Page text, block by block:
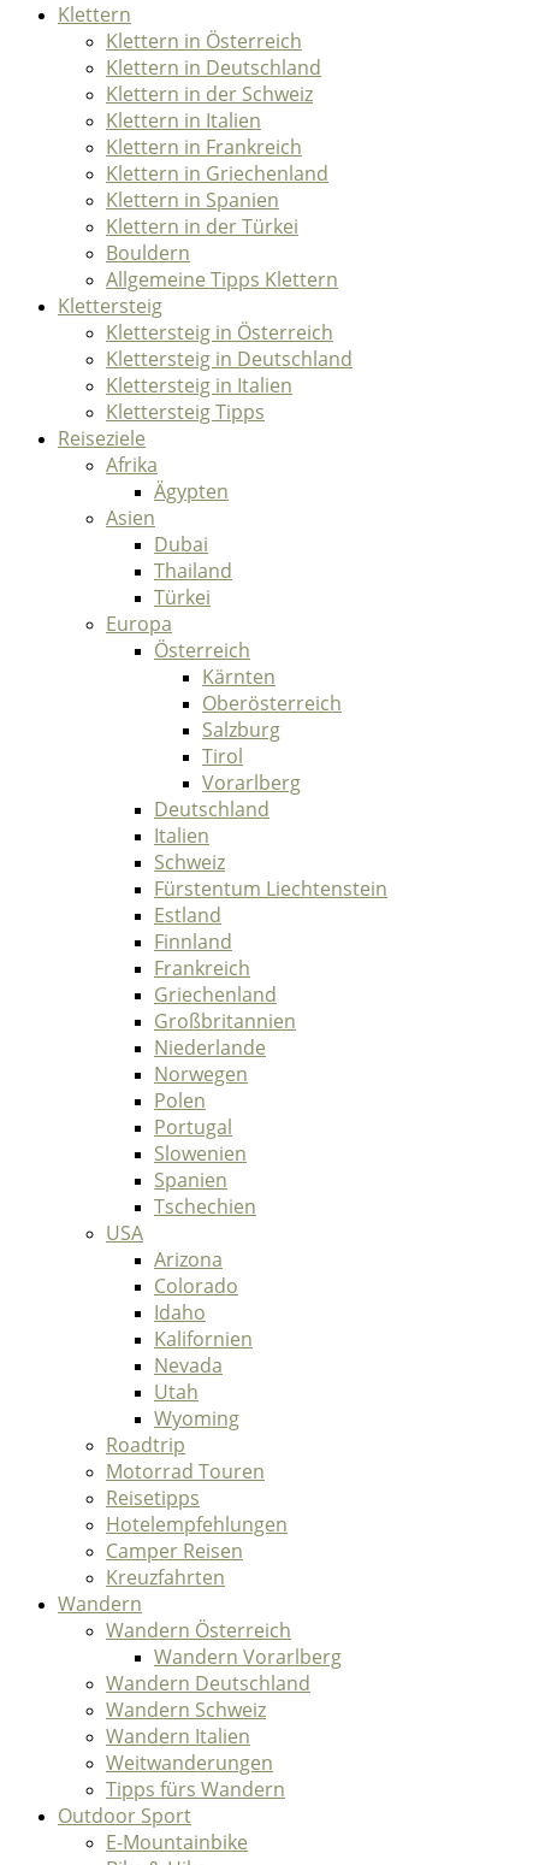
Klettern
Klettern in Österreich
Klettern in Deutschland
Klettern in der Schweiz
Klettern in Italien
Klettern in Frankreich
Klettern in Griechenland
Klettern in Spanien
Klettern in der Türkei
Bouldern
Allgemeine Tipps Klettern
Klettersteig
Klettersteig in Österreich
Klettersteig in Deutschland
Klettersteig in Italien
Klettersteig Tipps
Reiseziele
Afrika
Ägypten
Asien
Dubai
Thailand
Türkei
Europa
Österreich
Kärnten
Oberösterreich
Salzburg
Tirol
Vorarlberg
Deutschland
Italien
Schweiz
Fürstentum Liechtenstein
Estland
Finnland
Frankreich
Griechenland
Großbritannien
Niederlande
Norwegen
Polen
Portugal
Slowenien
Spanien
Tschechien
USA
Arizona
Colorado
Idaho
Kalifornien
Nevada
Utah
Wyoming
Roadtrip
Motorrad Touren
Reisetipps
Hotelempfehlungen
Camper Reisen
Kreuzfahrten
Wandern
Wandern Österreich
Wandern Vorarlberg
Wandern Deutschland
Wandern Schweiz
Wandern Italien
Weitwanderungen
Tipps fürs Wandern
Outdoor Sport
E-Mountainbike